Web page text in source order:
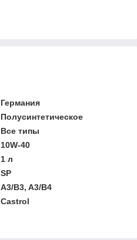
Германия
Полусинтетическое
Все типы
10W-40
1 л
SP
A3/B3, A3/B4
Castrol